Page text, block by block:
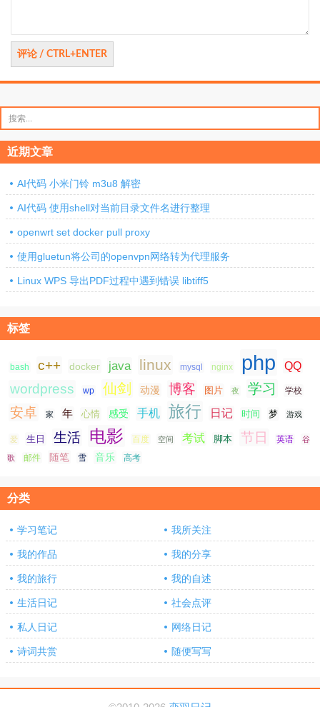
索：
近期文章
AI代码 小米门铃 m3u8 解密
AI代码 使用shell对当前目录文件名进行整理
openwrt set docker pull proxy
使用gluetun将公司的openvpn网络转为代理服务
Linux WPS 导出PDF过程中遇到错误 libtiff5
标签
bash c++ docker java linux mysql nginx php QQ
wordpress wp 仙剑 动漫 博客 图片 夜 学习 学校
安卓 家 年 心情 感受 手机 旅行 日记 时间 梦 游戏
爱 生日 生活 电影 百度 空间 考试 脚本 节日 英语 谷
歌 邮件 随笔 雪 音乐 高考
分类
学习笔记 我所关注
我的作品 我的分享
我的旅行 我的自述
生活日记 社会点评
私人日记 网络日记
诗词共赏 随便写写